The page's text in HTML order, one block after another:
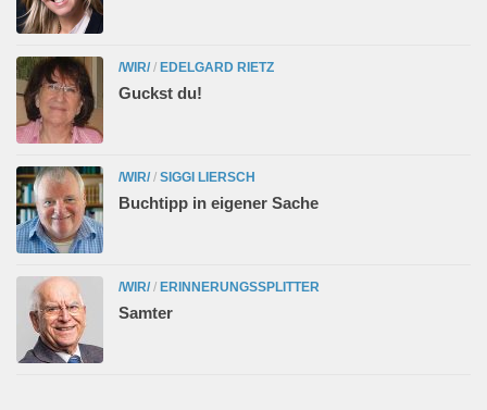
/WIR/ / EDELGARD RIETZ
Guckst du!
/WIR/ / SIGGI LIERSCH
Buchtipp in eigener Sache
/WIR/ / ERINNERUNGSSPLITTER
Samter